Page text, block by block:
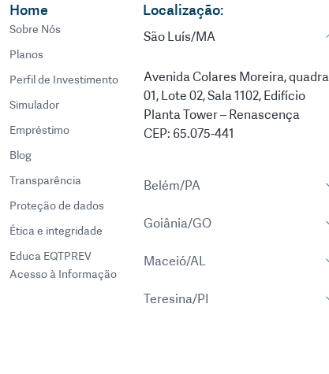
Home
Sobre Nós
Planos
Perfil de Investimento
Simulador
Empréstimo
Blog
Transparência
Proteção de dados
Ética e integridade
Educa EQTPREV
Acesso à Informação
Localização:
São Luís/MA
Avenida Colares Moreira, quadra
01, Lote 02, Sala 1102, Edifício
Planta Tower – Renascença
CEP: 65.075-441
Belém/PA
Goiânia/GO
Maceió/AL
Teresina/PI